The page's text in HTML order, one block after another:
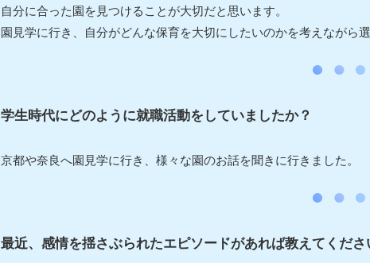
自分に合った園を見つけることが大切だと思います。
園見学に行き、自分がどんな保育を大切にしたいのかを考えながら
学生時代にどのように就職活動をしていましたか？
京都や奈良へ園見学に行き、様々な園のお話を聞きに行きました。
最近、感情を揺さぶられたエピソードがあれば教えてくださ